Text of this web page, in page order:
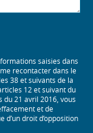
saisies dans
recontacter dans le
38 et suivants de la
12 et suivant du
du 21 avril 2016, vous
et de
droit d’opposition